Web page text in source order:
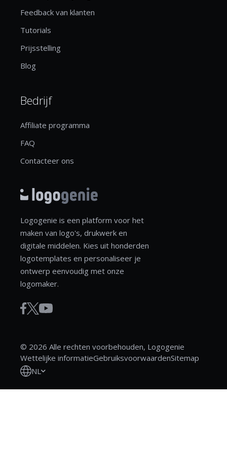
Feedback van klanten
Tutorials
Prijsstelling
Blog
Bedrijf
Affiliate programma
FAQ
Contacteer ons
Logogenie is een platform voor het
maken van logo's, drukwerk en
digitale middelen. Kies uit honderden
logotemplates en personaliseer je
ontwerp eenvoudig met onze
logomaker.
© 2026 Alle rechten voorbehouden, Logogenie
Wettelijke informatieGebruiksvoorwaardenSitemap
NL